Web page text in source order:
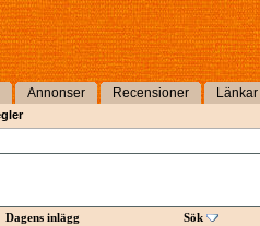
Annonser Recensioner Länkar
Dagens inlägg Sök